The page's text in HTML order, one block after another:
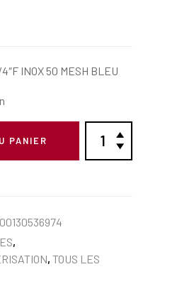
INOX 50 MESH BLEU
PANIER
,
, TOUS LES